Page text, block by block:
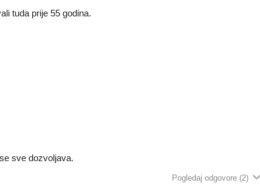
tuda prije 55 godina.
sve dozvoljava.
Pogledaj odgovore (2)